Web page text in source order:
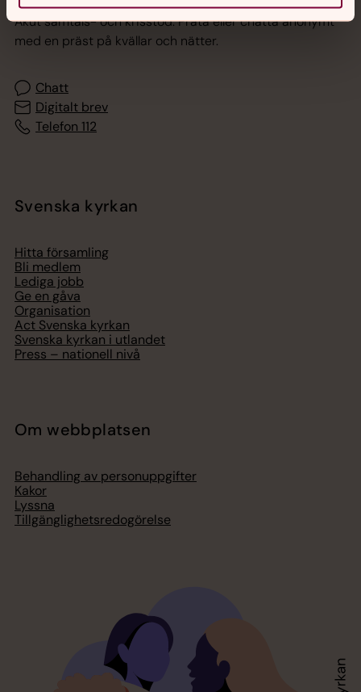
Akut samtals- och krisstöd. Prata eller chatta anonymt
med en präst på kvällar och nätter.
Chatt
Digitalt brev
Telefon 112
Svenska kyrkan
Hitta församling
Bli medlem
Lediga jobb
Ge en gåva
Organisation
Act Svenska kyrkan
Svenska kyrkan i utlandet
Press – nationell nivå
Om webbplatsen
Behandling av personuppgifter
Kakor
Lyssna
Tillgänglighetsredogörelse